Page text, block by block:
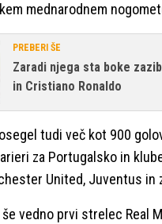
mednarodnem
PREBERI ŠE
Zaradi njega sta boke
in Cristiano Ronaldo
tudi več kot 900
za Portugalsko in
United, Juventus in
vedno prvi strelec Real